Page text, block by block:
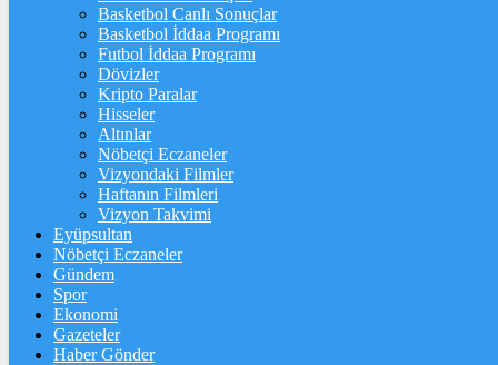
%2,39
BİTCOİN
ETHEREUM
TETHER
Basketbol Canlı Sonuçlar
Basketbol İddaa Programı
Futbol İddaa Programı
Dövizler
Kripto Paralar
Hisseler
Altınlar
Nöbetçi Eczaneler
Vizyondaki Filmler
Haftanın Filmleri
Vizyon Takvimi
Eyüpsultan
Nöbetçi Eczaneler
Gündem
Spor
Ekonomi
Gazeteler
Haber Gönder
20:37 / CHP EYÜPSULTAN İLÇE ÖRGÜTÜ ÜYELERİ